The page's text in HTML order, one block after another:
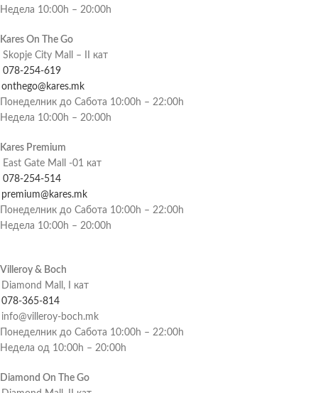
Недела 10:00h – 20:00h
Kares On The Go
Skopje City Mall – II кат
078-254-619
onthego@kares.mk
Понеделник до Сабота 10:00h – 22:00h
Недела 10:00h – 20:00h
Kares Premium
East Gate Mall -01 кат
078-254-514
premium@kares.mk
Понеделник до Сабота 10:00h – 22:00h
Недела 10:00h – 20:00h
Villeroy & Boch
Diamond Mall, I кат
078-365-814
info@villeroy-boch.mk
Понеделник до Сабота 10:00h – 22:00h
Недела од 10:00h – 20:00h
Diamond On The Go